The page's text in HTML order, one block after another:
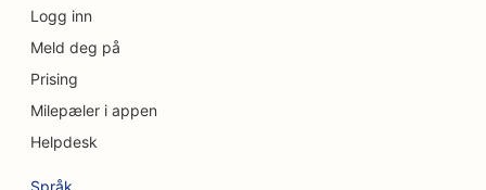
SEO for kraniofaciale kirurger
SEO for kredittforeninger
SEO for cupcakebutikker
Logg inn
Meld deg på
Prising
Milepæler i appen
Helpdesk
Språk